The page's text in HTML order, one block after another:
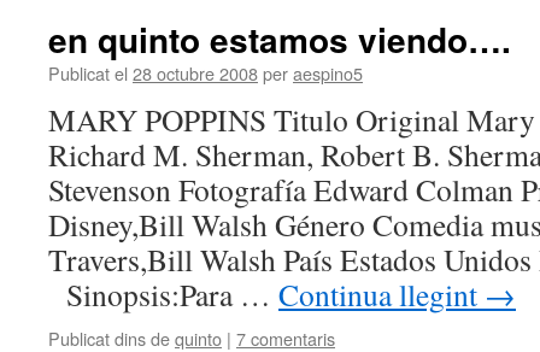
en quinto estamos viendo….
Publicat el 28 octubre 2008peraespino5
MARY POPPINS Titulo Original Mary
Richard M. Sherman, Robert B.
Stevenson Fotografía Edward Colman
Disney,Bill Walsh Género Comedia
Travers,Bill Walsh País Estados
Sinopsis:Para … Continua llegint →
Publicat dins dequinto | 7 comentaris